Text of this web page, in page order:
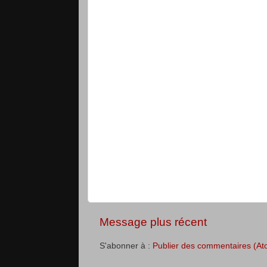
Message plus récent
S'abonner à : Publier des commentaires